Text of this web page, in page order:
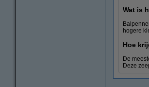
Wat is
hogere
Hoe
De
Deze